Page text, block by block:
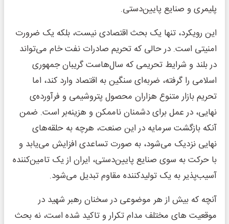
پلیمری و صنایع پایین‌دستی.
این رویکرد، تنها یک بحث اقتصادی نیست، بلکه یک ضرورت
امنیتی است. در حالی که تحریم صادرات نفت خام می‌تواند
در بلند و شرایط تحریمی که سال‌هاست گریبان جمهوری
اسلامی را گرفته، ضربه‌ای سنگین به اقتصاد وارد کند، اما
تحریم بازار متنوع هزاران محصول پتروشیمی و فرآورده‌ی
نهایی، در عمل برای دشمنان ناممکن و هزینه‌بر است. ضمن
آنکه بازگشت سرمایه در این صنعت، هرچه به حلقه‌های
نهایی نزدیک می‌شود، به صورت تساعدی افزایش می‌یابد و
با حرکت به سوی صنایع پایین‌دستی، ایران از یک تامین‌کننده
آسیب‌پذیر به یک تولیدکننده مقاوم تبدیل می‌شود.
آنچه که بیش از هر موضوعی در سخنان رهبر شهید در
موقعیت های مختلف مدام تکرار و تاکید شده است، نه بحث